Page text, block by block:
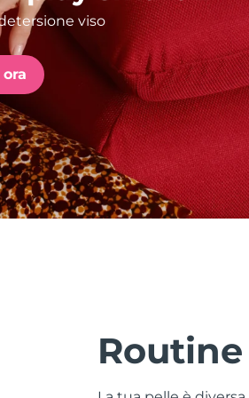
viso
Set
Panel